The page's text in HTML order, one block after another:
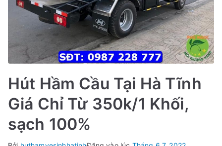
Hút Hầm Cầu Tại Hà Tĩnh
Giá Chỉ Từ 350k/1 Khối,
sạch 100%